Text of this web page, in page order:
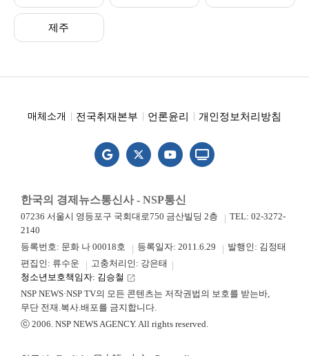
제주
매체소개 전국취재본부 언론윤리 개인정보처리방침
한국의 경제뉴스통신사 - NSP통신
07236 서울시 영등포구 국회대로750 금산빌딩 2층
TEL: 02-3272-
2140
등록번호: 문화 나 00018호
등록일자: 2011.6.29
발행인: 김정태
편집인: 류수운
고충처리인: 강은태
청소년보호책임자: 김승철 launch
NSP NEWS·NSP TV의 모든 콘텐츠는 저작권법의 보호를 받는바,
무단 전재.복사.배포를 금지합니다.
ⓒ 2006. NSP NEWS AGENCY. All rights reserved.